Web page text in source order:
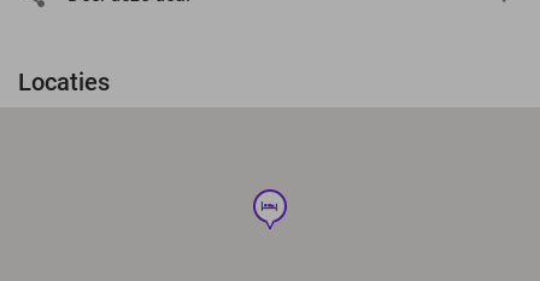
Locaties
hotel